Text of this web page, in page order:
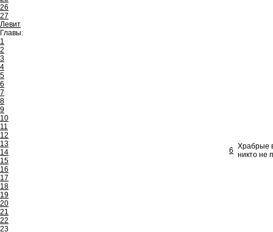
26
27
Левит
Главы:
1
2
3
4
5
6
7
8
9
10
11
12
13
14
15
16
17
18
19
20
21
22
23
6 Храбрые
никто не